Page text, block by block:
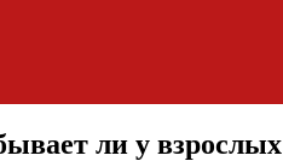
ли у взрослых